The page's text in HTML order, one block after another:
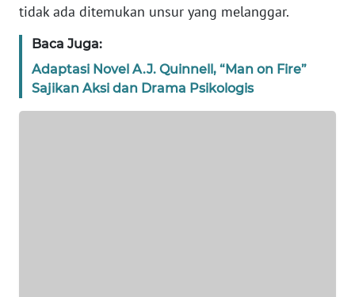
tidak ada ditemukan unsur yang melanggar.
Baca Juga:
Adaptasi Novel A.J. Quinnell, “Man on Fire”
Sajikan Aksi dan Drama Psikologis
BANTEN
WN
NTT